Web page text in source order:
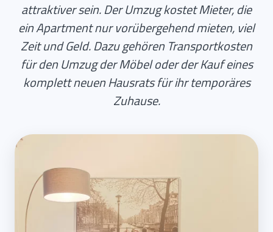
attraktiver sein. Der Umzug kostet Mieter, die
ein Apartment nur vorübergehend mieten, viel
Zeit und Geld. Dazu gehören Transportkosten
für den Umzug der Möbel oder der Kauf eines
komplett neuen Hausrats für ihr temporäres
Zuhause.